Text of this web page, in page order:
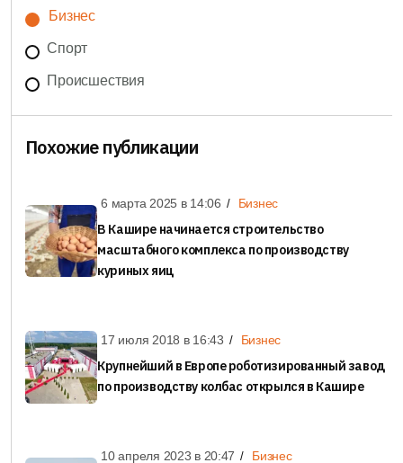
Бизнес
Спорт
Происшествия
Похожие публикации
6 марта 2025 в 14:06 Бизнес
В Кашире начинается строительство
масштабного комплекса по производству
куриных яиц
17 июля 2018 в 16:43 Бизнес
Крупнейший в Европе роботизированный завод
по производству колбас открылся в Кашире
10 апреля 2023 в 20:47 Бизнес